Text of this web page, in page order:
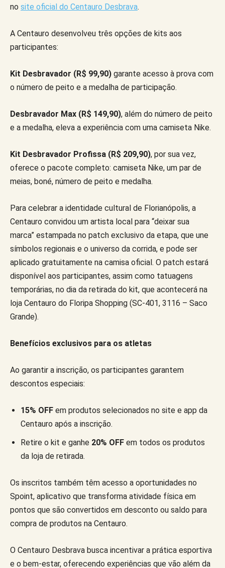
no site oficial do Centauro Desbrava.
A Centauro desenvolveu três opções de kits aos
participantes:
Kit Desbravador (R$ 99,90) garante acesso à prova com
o número de peito e a medalha de participação.
Desbravador Max (R$ 149,90), além do número de peito
e a medalha, eleva a experiência com uma camiseta Nike.
Kit Desbravador Profissa (R$ 209,90), por sua vez,
oferece o pacote completo: camiseta Nike, um par de
meias, boné, número de peito e medalha.
Para celebrar a identidade cultural de Florianópolis, a
Centauro convidou um artista local para “deixar sua
marca” estampada no patch exclusivo da etapa, que une
símbolos regionais e o universo da corrida, e pode ser
aplicado gratuitamente na camisa oficial. O patch estará
disponível aos participantes, assim como tatuagens
temporárias, no dia da retirada do kit, que acontecerá na
loja Centauro do Floripa Shopping (SC-401, 3116 – Saco
Grande).
Benefícios exclusivos para os atletas
Ao garantir a inscrição, os participantes garantem
descontos especiais:
15% OFF em produtos selecionados no site e app da
Centauro após a inscrição.
Retire o kit e ganhe 20% OFF em todos os produtos
da loja de retirada.
Os inscritos também têm acesso a oportunidades no
Spoint, aplicativo que transforma atividade física em
pontos que são convertidos em desconto ou saldo para
compra de produtos na Centauro.
O Centauro Desbrava busca incentivar a prática esportiva
e o bem-estar, oferecendo experiências que vão além da